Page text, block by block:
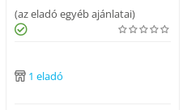
(az eladó egyéb ajánlatai)
1 eladó